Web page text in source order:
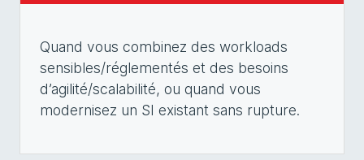
Quand vous combinez des workloads
sensibles/réglementés et des besoins
d’agilité/scalabilité, ou quand vous
modernisez un SI existant sans rupture.